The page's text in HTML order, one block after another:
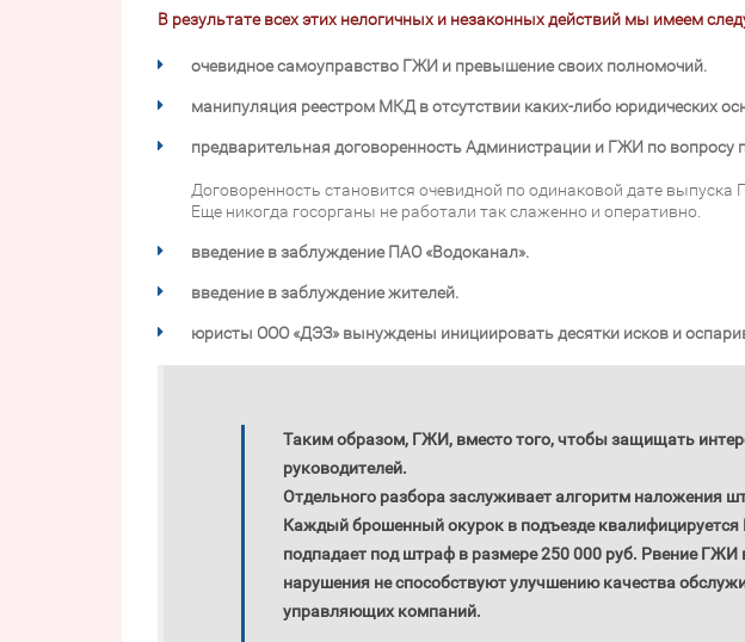
В результате всех этих нелогичных и незаконных действий мы имеем
очевидное самоуправство ГЖИ и превышение своих полномочий.
манипуляция реестром МКД в отсутствии каких-либо юридических
предварительная договоренность Администрации и ГЖИ по вопросу
Договоренность становится очевидной по одинаковой дате
Еще никогда госорганы не работали так слаженно и оперативно.
введение в заблуждение ПАО «Водоканал».
введение в заблуждение жителей.
юристы ООО «ДЭЗ» вынуждены инициировать десятки исков и
Таким образом, ГЖИ, вместо того, чтобы защищать
руководителей.
Отдельного разбора заслуживает алгоритм
Каждый брошенный окурок в подъезде
подпадает под штраф в размере 250 000 руб. Рвение
нарушения не способствуют улучшению качества
управляющих компаний.